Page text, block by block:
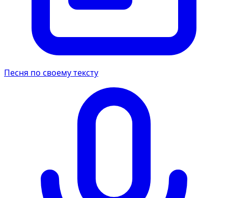
Песня по своему тексту